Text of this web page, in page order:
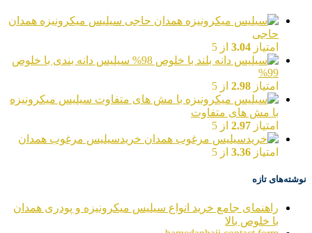
سیلیس میکرونیزه همدان
حاجی
امتیاز 3.04 از 5
سیلیس دانه بندی با خلوص
99%
امتیاز 2.98 از 5
سیلیس میکرونیزه
با مش های متفاوت
امتیاز 2.97 از 5
خریدسیلیس مرغوب همدان
امتیاز 3.36 از 5
نوشته‌های تازه
راهنمای جامع خرید انواع سیلیس میکرونیزه و پودری همدان
با خلوص بالا